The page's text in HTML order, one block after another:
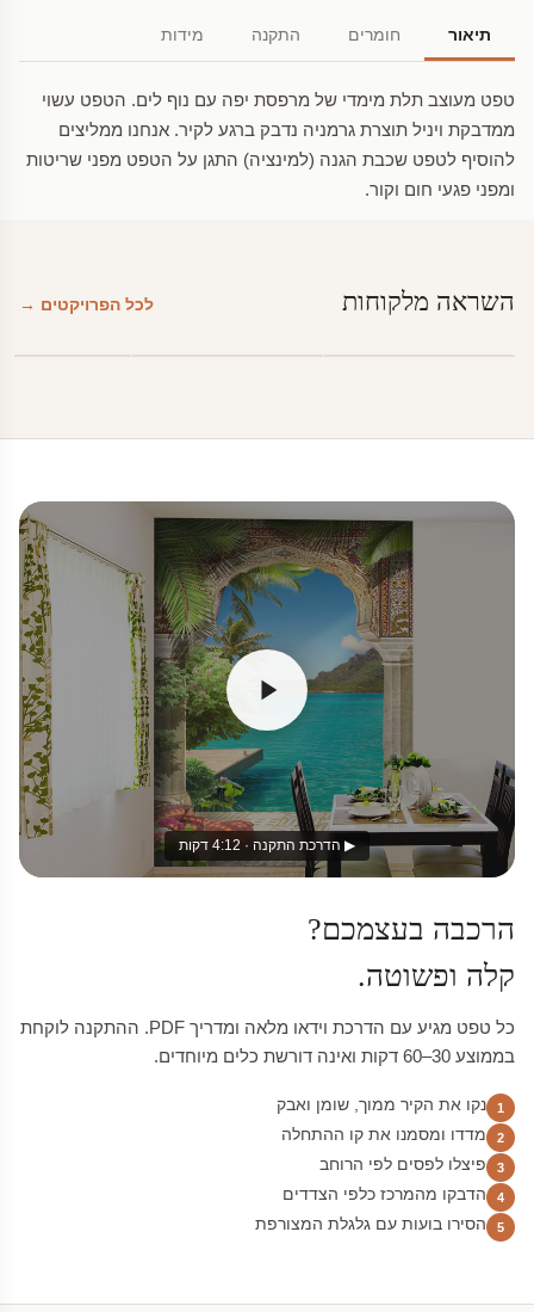
תיאור חומרים התקנה מידות
טפט מעוצב תלת מימדי של מרפסת יפה עם נוף לים. הטפט עשוי
ממדבקת ויניל תוצרת גרמניה נדבק ברגע לקיר. אנחנו ממליצים
להוסיף לטפט שכבת הגנה (למינציה) התגן על הטפט מפני שריטות
ומפני פגעי חום וקור.
השראה מלקוחות לכל הפרויקטים →
▶ הדרכת התקנה · 4:12 דקות
הרכבה בעצמכם?
קלה ופשוטה.
כל טפט מגיע עם הדרכת וידאו מלאה ומדריך PDF. ההתקנה לוקחת
בממוצע 30–60 דקות ואינה דורשת כלים מיוחדים.
1 נקו את הקיר ממוך, שומן ואבק
2 מדדו ומסמנו את קו ההתחלה
3 פיצלו לפסים לפי הרוחב
4 הדבקו מהמרכז כלפי הצדדים
5 הסירו בועות עם גלגלת המצורפת